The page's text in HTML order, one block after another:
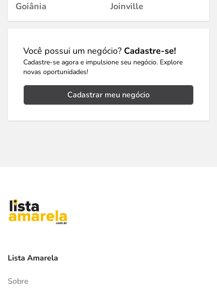
Goiânia
Joinville
Você possui um negócio? Cadastre-se!
Cadastre-se agora e impulsione seu negócio. Explore
novas oportunidades!
Cadastrar meu negócio
Lista Amarela
Sobre